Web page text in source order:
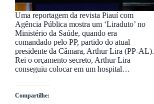
Uma reportagem da revista Piauí com
Agência Pública mostra um ‘Liraduto’ no
Ministério da Saúde, quando era
comandado pelo PP, partido do atual
presidente da Câmara, Arthur Lira (PP-AL).
Rei o orçamento secreto, Arthur Lira
conseguiu colocar em um hospital…
Compartilhe: